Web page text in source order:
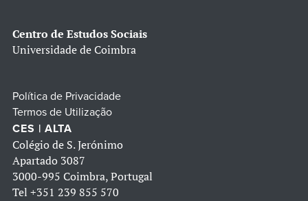
Centro de Estudos Sociais
Universidade de Coimbra
Política de Privacidade
Termos de Utilização
CES | ALTA
Colégio de S. Jerónimo
Apartado 3087
3000-995 Coimbra, Portugal
Tel +351 239 855 570